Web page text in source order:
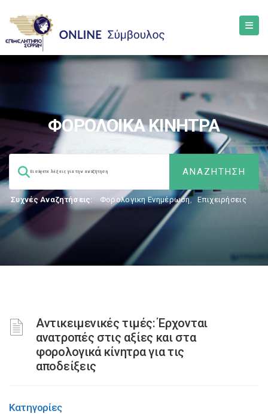
ΦΟΡΟΛΟΙΚΑ ΚΙΝΗΤΡΑ
Συχνές Αναζητήσεις: Φορολογικη Ενημέρωση, Επιχειρήσεις
Αντικειμενικές τιμές: Έρχονται
ανατροπές στις αξίες και στα
φορολογικά κίνητρα για τις
αποδείξεις
Κατηγορίες